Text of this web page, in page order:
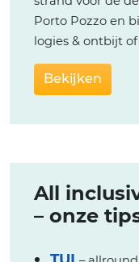
Porto Pozzo en
logies & ontbijt
Bekijken
All
– onze